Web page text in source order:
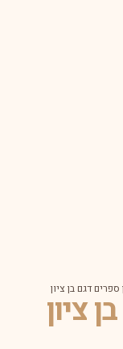
ספרים דגם בן ציון
ציון